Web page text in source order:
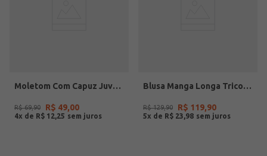
Moletom Com Capuz Juvenil Para Menino - MARROM
R$ 69,90 R$ 49,00
4x de R$ 12 25
Blusa Manga Longa Tricot Juvenil Para Menina - ROSA
R$ 129,90 R$ 119,90
5x de R$ 23 98